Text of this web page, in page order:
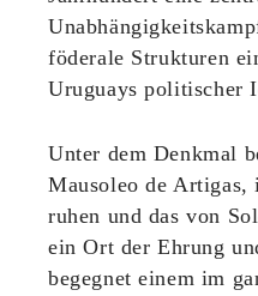
föderale Strukturen
Uruguays politischer
Unter dem Denkmal
Mausoleo de Artigas,
ruhen und das von
ein Ort der Ehrung
begegnet einem im